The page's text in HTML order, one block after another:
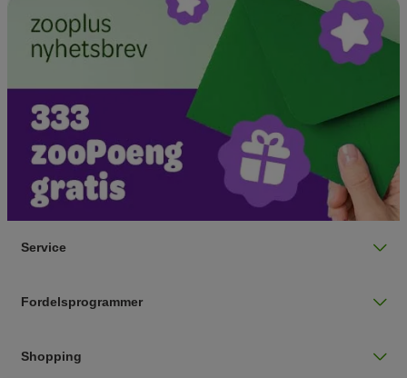
Service
Fordelsprogrammer
Shopping